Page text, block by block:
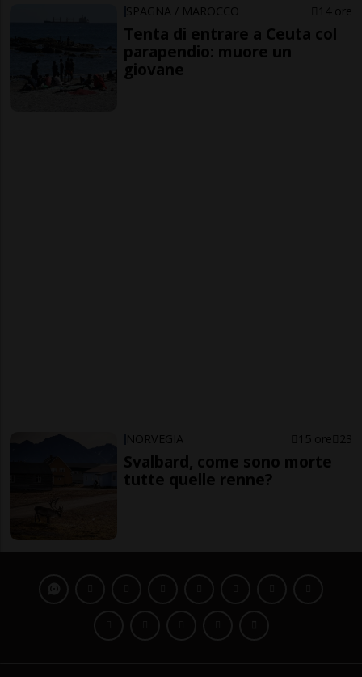
SPAGNA / MAROCCO 14 ore
Tenta di entrare a Ceuta col
parapendio: muore un
giovane
NORVEGIA 15 ore 23
Svalbard, come sono morte
tutte quelle renne?